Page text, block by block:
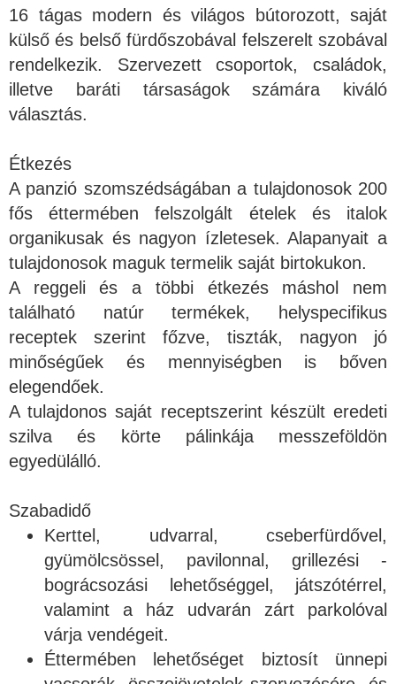
16 tágas modern és világos bútorozott, saját
külső és belső fürdőszobával felszerelt szobával
rendelkezik. Szervezett csoportok, családok,
illetve baráti társaságok számára kiváló
választás.
Étkezés
A panzió szomszédságában a tulajdonosok 200
fős éttermében felszolgált ételek és italok
organikusak és nagyon ízletesek. Alapanyait a
tulajdonosok maguk termelik saját birtokukon.
A reggeli és a többi étkezés máshol nem
található natúr termékek, helyspecifikus
receptek szerint főzve, tiszták, nagyon jó
minőségűek és mennyiségben is bőven
elegendőek.
A tulajdonos saját receptszerint készült eredeti
szilva és körte pálinkája messzeföldön
egyedülálló.
Szabadidő
Kerttel, udvarral, cseberfürdővel,
gyümölcsössel, pavilonnal, grillezési -
bográcsozási lehetőséggel, játszótérrel,
valamint a ház udvarán zárt parkolóval
várja vendégeit.
Éttermében lehetőséget biztosít ünnepi